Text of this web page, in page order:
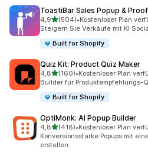
ToastiBar Sales Popup & Proof
4,9von 5 Sternen
(504)
504 Rezensionen insgesamt
•Kostenloser Plan
Steigern Sie Verkäufe mit KI
Built for Shopify
Quiz Kit: Product Quiz Maker
4,8von 5 Sternen
(160)
160 Rezensionen insgesamt
•Kostenloser Plan
Builder für Produktempfehlungs-
Built for Shopify
OptiMonk: AI Popup Builder
4,8von 5 Sternen
(418)
418 Rezensionen insgesamt
•Kostenloser Plan
Konversionsstarke Popups mit
erstellen.